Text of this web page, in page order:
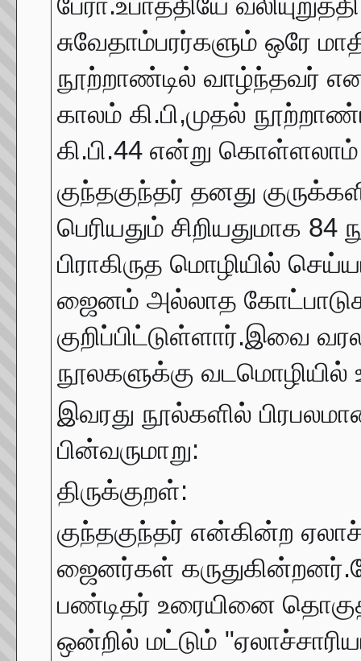
சுவேதாம்பரர்களும் ஒரே
நூற்றாண்டில் வாழ்ந்தவர்
காலம் கி.பி,முதல்
கி.பி.44 என்று
குந்தகுந்தர் தனது
பெரியதும் சிறியதுமாக
பிராகிருத மொழியில்
ஜைனம் அல்லாத
குறிப்பிட்டுள்ளார்.இவை
நூலகளுக்கு
இவரது நூல்களில்
பின்வருமாறு:
திருக்குறள்:
குந்தகுந்தர் என்கின்ற
ஜைனர்கள்
பண்டிதர் உரையினை
ஒன்றில் மட்டும்